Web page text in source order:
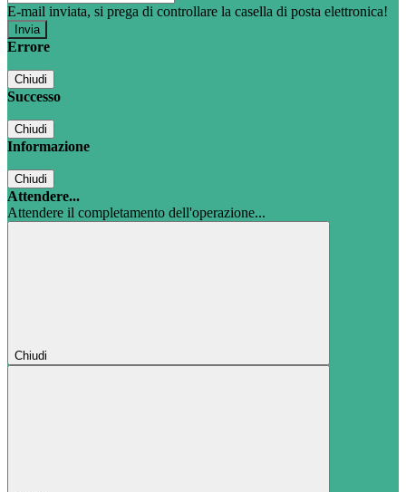
E-mail inviata, si prega di controllare la casella di posta elettronica!
Errore
Chiudi
Successo
Chiudi
Informazione
Chiudi
Attendere...
Attendere il completamento dell'operazione...
Chiudi